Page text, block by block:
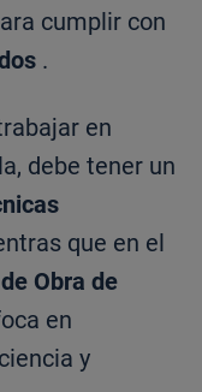
cumplir con
.
en
debe tener un
que en el
Obra de
en
y